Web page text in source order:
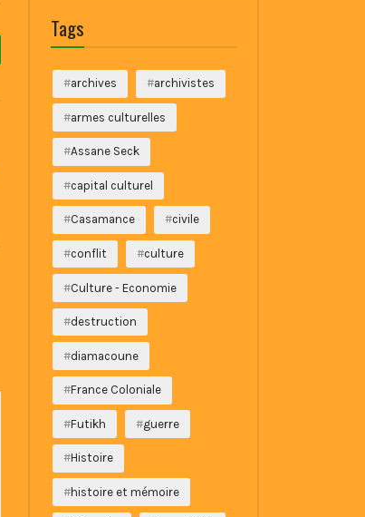
Tags
archives archivistes
armes culturelles
Assane Seck
capital culturel
Casamance civile
conflit culture
Culture - Economie
destruction
diamacoune
France Coloniale
Futikh guerre
Histoire
histoire et mémoire